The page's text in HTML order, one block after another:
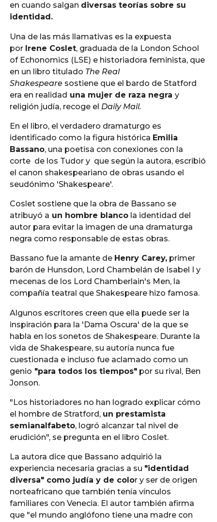
en cuando salgan diversas teorías sobre su
identidad.
Una de las más llamativas es la expuesta
por Irene Coslet, graduada de la London School
of Echonomics (LSE) e historiadora feminista, que
en un libro titulado The Real
Shakespeare sostiene que el bardo de Statford
era en realidad una mujer de raza negra y
religión judía, recoge el Daily Mail.
En el libro, el verdadero dramaturgo es
identificado como la figura histórica Emilia
Bassano, una poetisa con conexiones con la
corte de los Tudor y que según la autora, escribió
el canon shakespeariano de obras usando el
seudónimo 'Shakespeare'.
Coslet sostiene que la obra de Bassano se
atribuyó a un hombre blanco la identidad del
autor para evitar la imagen de una dramaturga
negra como responsable de estas obras.
Bassano fue la amante de Henry Carey, primer
barón de Hunsdon, Lord Chambelán de Isabel I y
mecenas de los Lord Chamberlain's Men, la
compañía teatral que Shakespeare hizo famosa.
Algunos escritores creen que ella puede ser la
inspiración para la 'Dama Oscura' de la que se
habla en los sonetos de Shakespeare. Durante la
vida de Shakespeare, su autoría nunca fue
cuestionada e incluso fue aclamado como un
genio "para todos los tiempos" por su rival, Ben
Jonson.
"Los historiadores no han logrado explicar cómo
el hombre de Stratford, un prestamista
semianalfabeto, logró alcanzar tal nivel de
erudición", se pregunta en el libro Coslet.
La autora dice que Bassano adquirió la
experiencia necesaria gracias a su "identidad
diversa" como judía y de color y ser de origen
norteafricano que también tenía vínculos
familiares con Venecia. El autor también afirma
que "el mundo anglófono tiene una madre con